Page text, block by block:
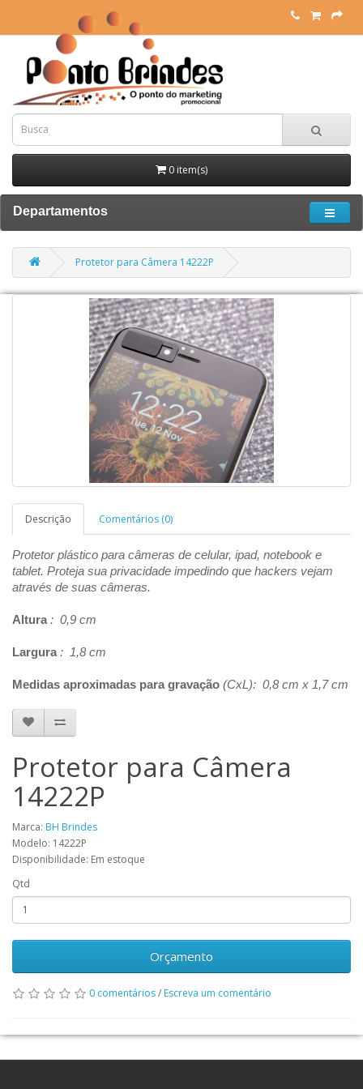
0 item(s)
Departamentos
Protetor para Câmera 14222P
Descrição Comentários (0)
Protetor plástico para câmeras de celular, ipad, notebook e
tablet. Proteja sua privacidade impedindo que hackers vejam
através de suas câmeras.
Altura : 0,9 cm
Largura : 1,8 cm
Medidas aproximadas para gravação (CxL): 0,8 cm x 1,7 cm
Protetor para Câmera
14222P
Marca: BH Brindes
Modelo: 14222P
Disponibilidade: Em estoque
Qtd
Orçamento
0 comentários/ Escreva um comentário